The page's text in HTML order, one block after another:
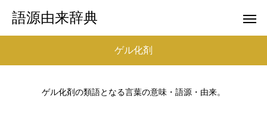
語源由来辞典
ゲル化剤
ゲル化剤の類語となる言葉の意味・語源・由来。